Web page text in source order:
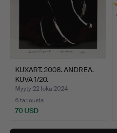
KUXART. 2008. ANDREA.
KUVA 1/20.
Myyty 22 loka 2024
6 tarjousta
70 USD